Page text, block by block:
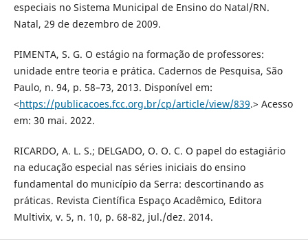
especiais no Sistema Municipal de Ensino do Natal/RN.
Natal, 29 de dezembro de 2009.
PIMENTA, S. G. O estágio na formação de professores:
unidade entre teoria e prática. Cadernos de Pesquisa, São
Paulo, n. 94, p. 58–73, 2013. Disponível em:
<https://publicacoes.fcc.org.br/cp/article/view/839.> Acesso
em: 30 mai. 2022.
RICARDO, A. L. S.; DELGADO, O. O. C. O papel do estagiário
na educação especial nas séries iniciais do ensino
fundamental do município da Serra: descortinando as
práticas. Revista Científica Espaço Acadêmico, Editora
Multivix, v. 5, n. 10, p. 68-82, jul./dez. 2014.